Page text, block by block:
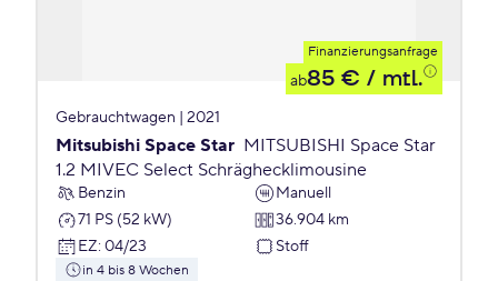
Finanzierungsanfrage
ab85 € / mtl.
Gebrauchtwagen | 2021
Mitsubishi Space Star MITSUBISHI Space Star
1.2 MIVEC Select Schräghecklimousine
Benzin
Manuell
71 PS (52 kW)
36.904 km
EZ: 04/23 Stoff
in 4 bis 8 Wochen